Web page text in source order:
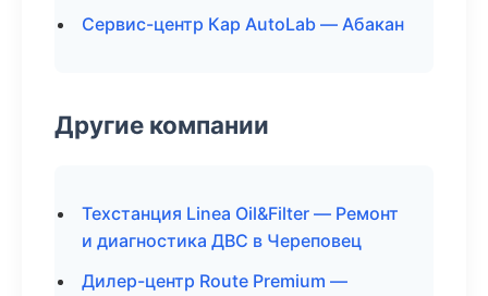
Сервис-центр Кар AutoLab — Абакан
Другие компании
Техстанция Linea Oil&Filter — Ремонт
и диагностика ДВС в Череповец
Дилер-центр Route Premium —